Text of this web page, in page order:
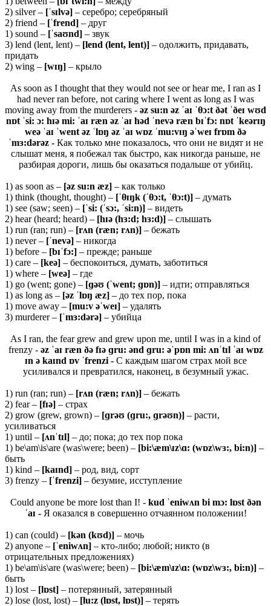
2) silver – [ˈsɪlvə] – серебро; серебряный
2) friend – [ˈfrend] – друг
1) sound – [ˈsaʊnd] – звук
3) lend (lent, lent) – [lend (lent, lent)] – одолжить, придавать,
придать
2) wing – [wɪŋ] – крыло
As soon as I thought that they would not see or hear me, I ran as I
had never ran before, not caring where I went as long as I was
moving away from the murderers - əz su:n əz ˈaɪ ˈθɔ:t ðət ˈðeɪ wʊd
nɒt ˈsi: ɔ: hɪə mi: ˈaɪ ræn əz ˈaɪ həd ˈnevə ræn bɪˈfɔ: nɒt ˈkeərɪŋ
weə ˈaɪ ˈwent əz ˈlɒŋ əz ˈaɪ wɒz ˈmu:vɪŋ əˈweɪ frɒm ðə
ˈmɜ:dərəz - Как только мне показалось, что они не видят и не
слышат меня, я побежал так быстро, как никогда раньше, не
разбирая дороги, лишь бы оказаться подальше от убийц.
1) as soon as – [əz su:n æz] – как только
1) think (thought, thought) – [ˈθɪŋk (ˈθɔ:t, ˈθɔ:t)] – думать
1) see (saw; seen) – [ˈsi: (ˈsɔ:, ˈsi:n)] – видеть
2) hear (heard; heard) – [hɪə (hɜ:d; hɜ:d)] – слышать
1) run (ran; run) – [rʌn (ræn; rʌn)] – бежать
1) never – [ˈnevə] – никогда
1) before – [bɪˈfɔ:] – прежде; раньше
1) care – [keə] – беспокоиться, думать, заботиться
1) where – [weə] – где
1) go (went; gone) – [ɡəʊ (ˈwent; ɡɒn)] – идти; отправляться
1) as long as – [əz ˈlɒŋ æz] – до тех пор, пока
1) move away – [mu:v əˈweɪ] – удалять
3) murderer – [ˈmɜ:dərə] – убийца
As I ran, the fear grew and grew upon me, until I was in a kind of
frenzy - əz ˈaɪ ræn ðə fɪə ɡru: ənd ɡru: əˈpɒn mi: ʌnˈtɪl ˈaɪ wɒz
ɪn ə kaɪnd ɒv ˈfrenzi - С каждым шагом страх мой все
усиливался и превратился, наконец, в безумный ужас.
1) run (ran; run) – [rʌn (ræn; rʌn)] – бежать
2) fear – [fɪə] – страх
2) grow (grew, grown) – [ɡrəʊ (ɡru:, ɡrəʊn)] – расти,
усиливаться
1) until – [ʌnˈtɪl] – до; пока; до тех пор пока
1) be\am\is\are (was\were; been) – [bi:\æm\ɪz\ɑ: (wɒz\wɜ:, bi:n)] –
быть
1) kind – [kaɪnd] – род, вид, сорт
3) frenzy – [ˈfrenzi] – безумие, исступление
Could anyone be more lost than I! - kud ˈeniwʌn bi mɔ: lɒst ðən
ˈaɪ - Я оказался в совершенно отчаянном положении!
1) can (could) – [kən (kʊd)] – мочь
2) anyone – [ˈeniwʌn] – кто-либо; любой; никто (в
отрицательных предложениях)
1) be\am\is\are (was\were; been) – [bi:\æm\ɪz\ɑ: (wɒz\wɜ:, bi:n)] –
быть
1) lost – [lɒst] – потерянный, затерянный
2) lose (lost, lost) – [lu:z (lɒst, lɒst)] – терять